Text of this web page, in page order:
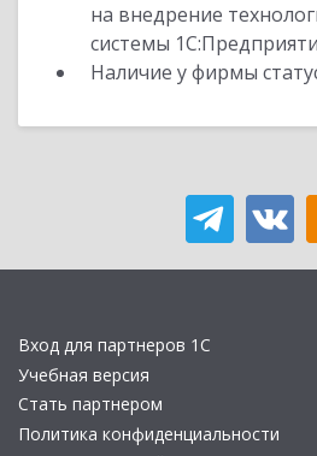
на внедрение
системы
Наличие у фирмы
Вход для партнеров 1С
Учебная версия
Стать партнером
Политика конфиденциальности